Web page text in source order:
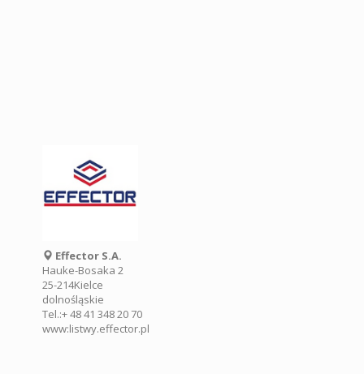
Effector S.A.
Hauke-Bosaka 2
25-214Kielce
dolnośląskie
Tel.:+ 48 41 348 20 70
www:listwy.effector.pl